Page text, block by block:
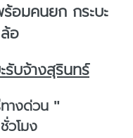
อมคนยก กระบะ
อ
รับจ้างสุรินทร์
างด่วน "
วโมง